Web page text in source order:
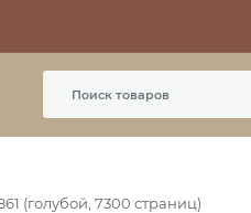
(голубой, 7300 страниц)